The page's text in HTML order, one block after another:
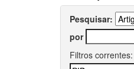
Pesquisar:
por
Filtros correntes: